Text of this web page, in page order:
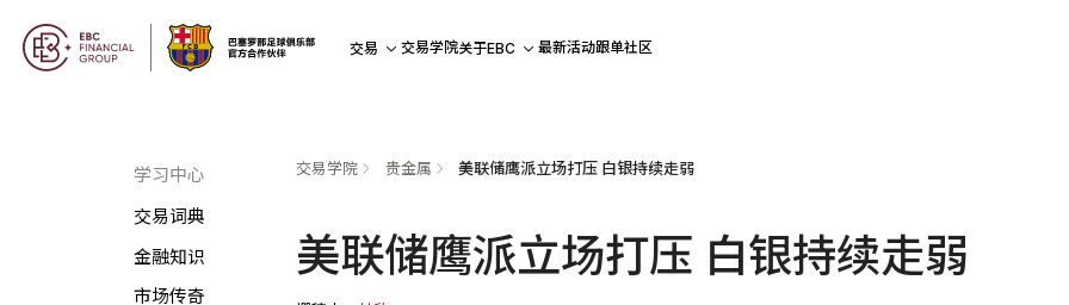
交易 交易学院关于EBC 最新活动跟单社区
学习中心
交易词典
金融知识
市场传奇
交易学院 贵金属 美联储鹰派立场打压 白银持续走弱
美联储鹰派立场打压 白银持续走弱